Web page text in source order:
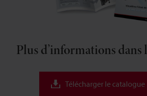
Plus d’informations dans
Télécharger le catalogue